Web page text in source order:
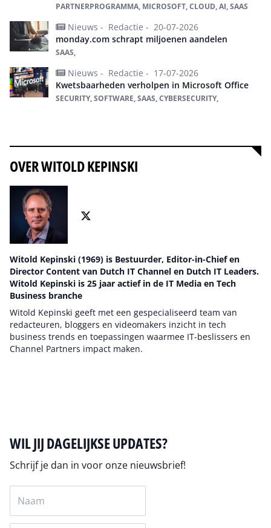
PARTNERPROGRAMMA, MICROSOFT, CLOUD, AI, SAAS
Nieuws - Redactie - 20-07-2026
monday.com schrapt miljoenen aandelen
SAAS,
Nieuws - Redactie - 17-07-2026
Kwetsbaarheden verholpen in Microsoft Office
SECURITY, SOFTWARE, SAAS, CYBERSECURITY,
OVER WITOLD KEPINSKI
Witold Kepinski (1969) is Bestuurder, Editor-in-Chief en
Director Content van Dutch IT Channel en Dutch IT Leaders.
Witold Kepinski is 25 jaar actief in de IT Media en Tech
Business branche
Witold Kepinski geeft met een gespecialiseerd team van
redacteuren, bloggers en videomakers inzicht in tech
business trends en toepassingen waarmee IT-beslissers en
Channel Partners impact maken.
WIL JIJ DAGELIJKSE UPDATES?
Schrijf je dan in voor onze nieuwsbrief!